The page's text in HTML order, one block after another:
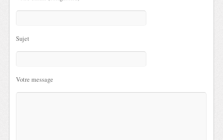
Sujet
Votre message